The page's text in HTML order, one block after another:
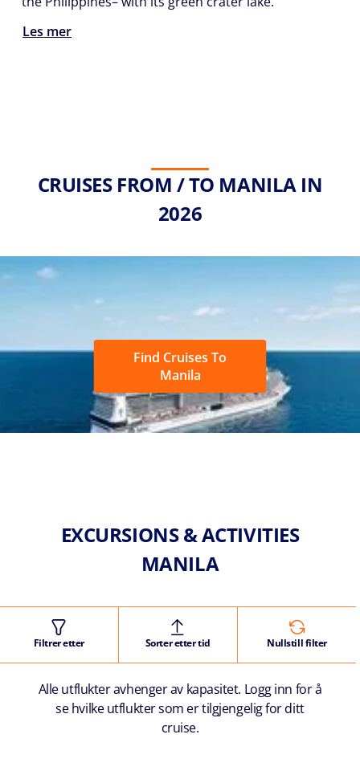
Les mer
CRUISES FROM / TO MANILA IN
2026
Find Cruises To
Manila
EXCURSIONS & ACTIVITIES
MANILA
Filtrer etter Sorter etter tid Nullstill filter
Alle utflukter avhenger av kapasitet. Logg inn for å
se hvilke utflukter som er tilgjengelig for ditt
cruise.